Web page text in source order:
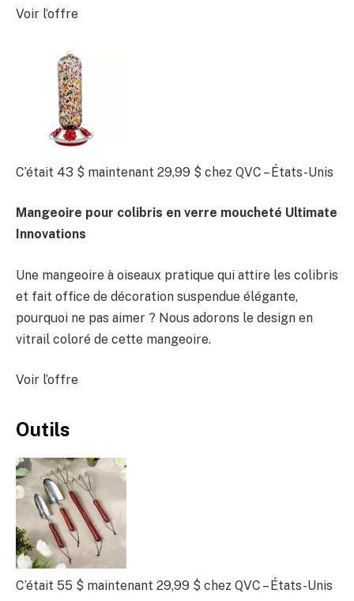
Voir l’offre
C’était 43 $ maintenant 29,99 $ chez QVC – États-Unis
Mangeoire pour colibris en verre moucheté Ultimate
Innovations
Une mangeoire à oiseaux pratique qui attire les colibris
et fait office de décoration suspendue élégante,
pourquoi ne pas aimer ? Nous adorons le design en
vitrail coloré de cette mangeoire.
Voir l’offre
Outils
C’était 55 $ maintenant 29,99 $ chez QVC – États-Unis